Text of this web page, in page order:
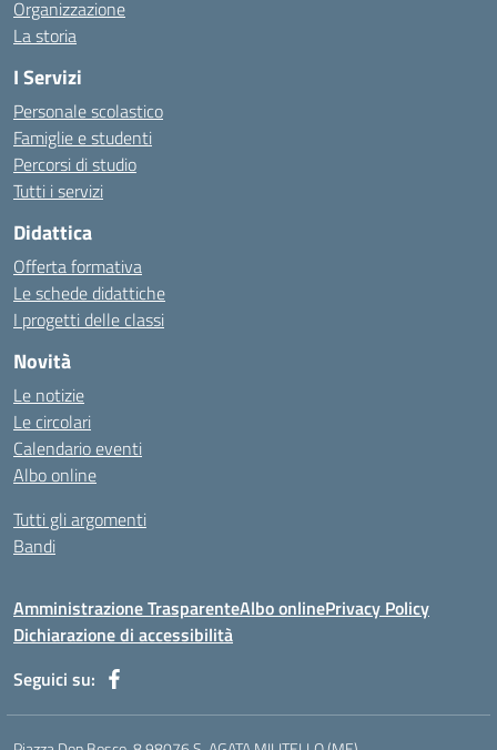
Organizzazione
La storia
I Servizi
Personale scolastico
Famiglie e studenti
Percorsi di studio
Tutti i servizi
Didattica
Offerta formativa
Le schede didattiche
I progetti delle classi
Novità
Le notizie
Le circolari
Calendario eventi
Albo online
Tutti gli argomenti
Bandi
Amministrazione TrasparenteAlbo onlinePrivacy Policy
Dichiarazione di accessibilità
Seguici su: